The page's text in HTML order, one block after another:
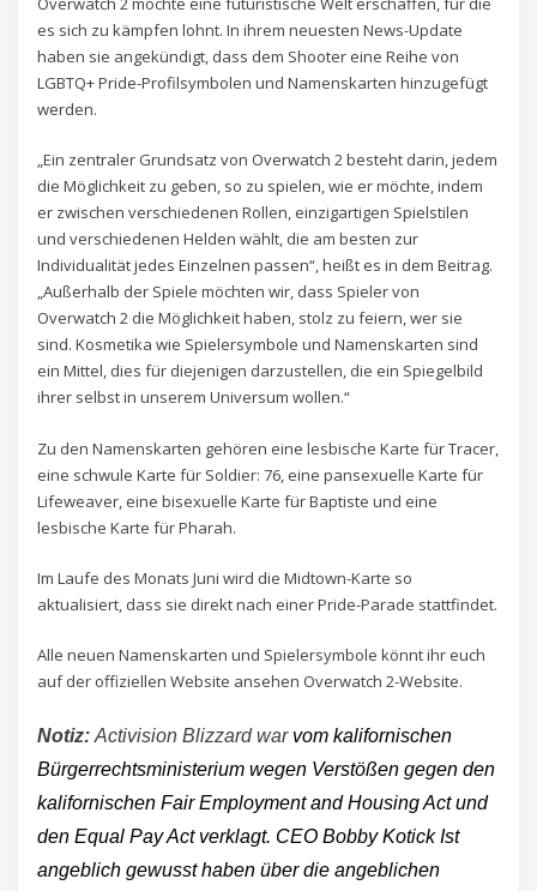
es sich zu kämpfen lohnt. In ihrem neuesten News-Update
haben sie angekündigt, dass dem Shooter eine Reihe von
LGBTQ+ Pride-Profilsymbolen und Namenskarten hinzugefügt
werden.
„Ein zentraler Grundsatz von Overwatch 2 besteht darin, jedem
die Möglichkeit zu geben, so zu spielen, wie er möchte, indem
er zwischen verschiedenen Rollen, einzigartigen Spielstilen
und verschiedenen Helden wählt, die am besten zur
Individualität jedes Einzelnen passen“, heißt es in dem Beitrag.
„Außerhalb der Spiele möchten wir, dass Spieler von
Overwatch 2 die Möglichkeit haben, stolz zu feiern, wer sie
sind. Kosmetika wie Spielersymbole und Namenskarten sind
ein Mittel, dies für diejenigen darzustellen, die ein Spiegelbild
ihrer selbst in unserem Universum wollen.“
Zu den Namenskarten gehören eine lesbische Karte für Tracer,
eine schwule Karte für Soldier: 76, eine pansexuelle Karte für
Lifeweaver, eine bisexuelle Karte für Baptiste und eine
lesbische Karte für Pharah.
Im Laufe des Monats Juni wird die Midtown-Karte so
aktualisiert, dass sie direkt nach einer Pride-Parade stattfindet.
Alle neuen Namenskarten und Spielersymbole könnt ihr euch
auf der offiziellen Website ansehen Overwatch 2-Website.
Notiz: Activision Blizzard war vom kalifornischen
Bürgerrechtsministerium wegen Verstößen gegen den
kalifornischen Fair Employment and Housing Act und
den Equal Pay Act verklagt. CEO Bobby Kotick Ist
angeblich gewusst haben über die angeblichen